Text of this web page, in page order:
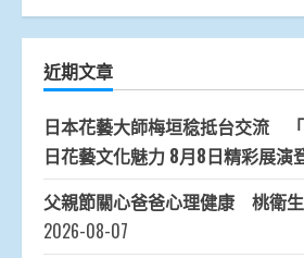
近期文章
日本花藝大師梅垣稔抵台交流
日花藝文化魅力 8月8日精彩展演
父親節關心爸爸心理健康 桃衛
2026-08-07